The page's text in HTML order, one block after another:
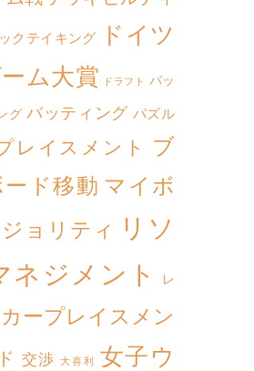
クテイキング
ドイツ
ム大賞
ドラフト バッ
グ バッティング パズル
レイスメント
ブ
ード移動 マイボ
ョリティ
リソ
ネジメント
レ
ープレイスメン
交渉 大喜利
女子ウ